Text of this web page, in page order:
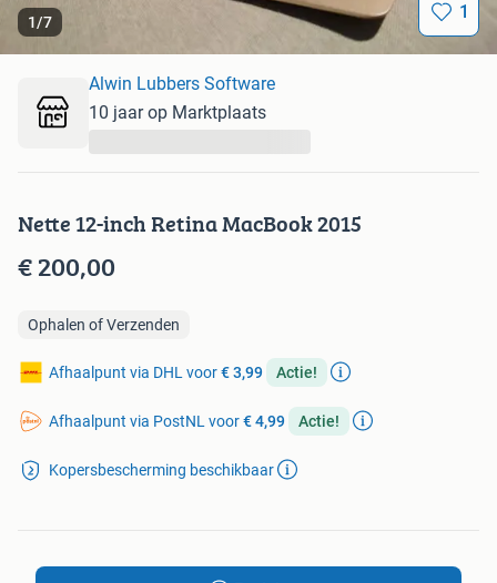
1/7 1
Nette 12-inch Retina MacBook 2015
€ 200,00
Ophalen of Verzenden
Afhaalpunt via DHL voor€ 3,99 Actie!
Afhaalpunt via PostNL voor€ 4,99 Actie!
Kopersbescherming beschikbaar
Alwin Lubbers Software
10 jaar op Marktplaats